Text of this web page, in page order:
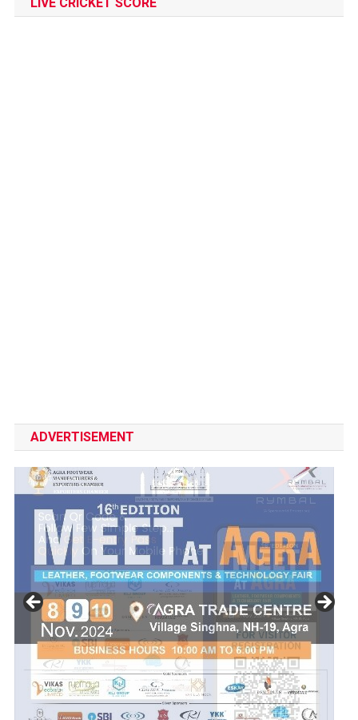
LIVE CRICKET SCORE
ADVERTISEMENT